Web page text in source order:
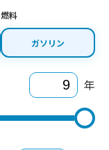
燃料
ガソリン
年